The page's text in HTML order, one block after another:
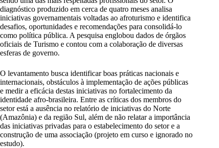
diagnóstico produzido em cerca de quatro meses analisa
iniciativas governamentais voltadas ao afroturismo e identifica
desafios, oportunidades e recomendações para consolidá-lo
como política pública. A pesquisa englobou dados de órgãos
oficiais de Turismo e contou com a colaboração de diversas
esferas de governo.
O levantamento busca identificar boas práticas nacionais e
internacionais, obstáculos à implementação de ações públicas
e medir a eficácia destas iniciativas no fortalecimento da
identidade afro-brasileira. Entre as críticas dos membros do
setor está a ausência no relatório de iniciativas do Norte
(Amazônia) e da região Sul, além de não relatar a importância
das iniciativas privadas para o estabelecimento do setor e a
construção de uma associação (projeto em curso e ignorado no
estudo).